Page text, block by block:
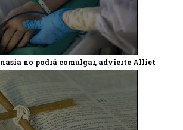
no podrá comulgar, advierte Alliet